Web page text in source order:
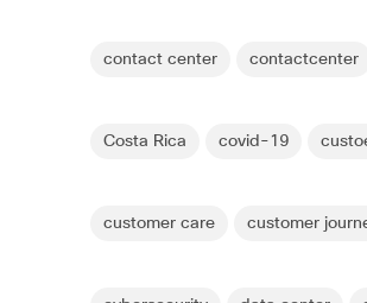
contact center contactcenter
Costa Rica covid-19
customer care customer